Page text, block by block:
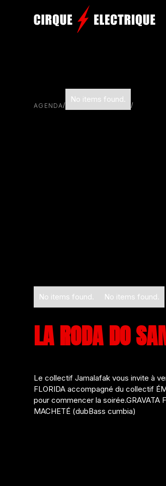
AGENDA/
No items found.
/
No items found. No items found.
LA RODA DO
Le collectif Jamalafak vous invite à
FLORIDA accompagné du collectif
pour commencer la soirée.GRAVATA
MACHETÉ (dubBass cumbia)